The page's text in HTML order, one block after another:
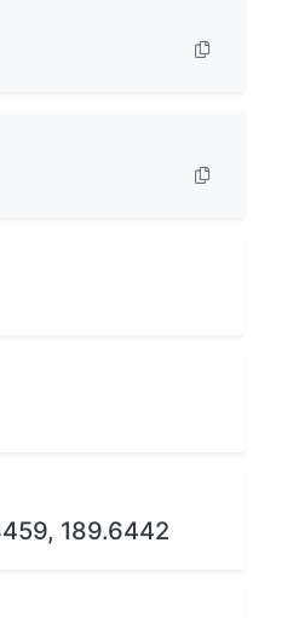
189.6442